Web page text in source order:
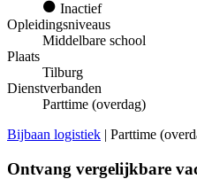
Inactief
Opleidingsniveaus
Middelbare school
Plaats
Tilburg
Dienstverbanden
Parttime (overdag)
Bijbaan logistiek | Parttime
Ontvang vergelijkbare